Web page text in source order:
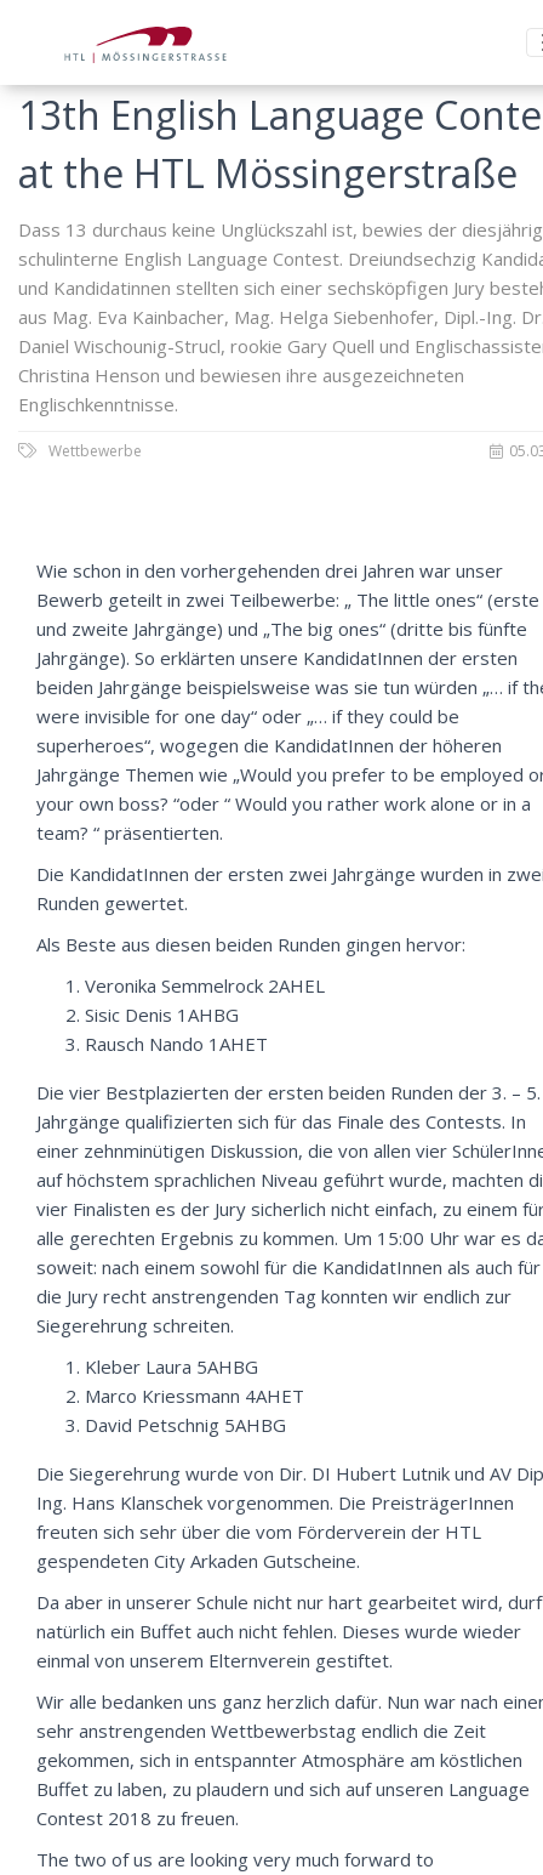
13th English Language
at the HTL Mössingerstraße
Dass 13 durchaus keine Unglückszahl ist, bewies der
schulinterne English Language Contest. Dreiundsechzig
und Kandidatinnen stellten sich einer sechsköpfigen Jury
aus Mag. Eva Kainbacher, Mag. Helga Siebenhofer, Dipl.-Ing.
Daniel Wischounig-Strucl, rookie Gary Quell und
Christina Henson und bewiesen ihre ausgezeichneten
Englischkenntnisse.
Wettbewerbe
Wie schon in den vorhergehenden drei Jahren war unser
Bewerb geteilt in zwei Teilbewerbe: „ The little ones“ (erste
und zweite Jahrgänge) und „The big ones“ (dritte bis fünfte
Jahrgänge). So erklärten unsere KandidatInnen der ersten
beiden Jahrgänge beispielsweise was sie tun würden „… if
were invisible for one day“ oder „… if they could be
superheroes“, wogegen die KandidatInnen der höheren
Jahrgänge Themen wie „Would you prefer to be employed
your own boss? “oder “ Would you rather work alone or in a
team? “ präsentierten.
Die KandidatInnen der ersten zwei Jahrgänge wurden in
Runden gewertet.
Als Beste aus diesen beiden Runden gingen hervor:
Veronika Semmelrock 2AHEL
Sisic Denis 1AHBG
Rausch Nando 1AHET
Die vier Bestplazierten der ersten beiden Runden der 3. – 5.
Jahrgänge qualifizierten sich für das Finale des Contests. In
einer zehnminütigen Diskussion, die von allen vier
auf höchstem sprachlichen Niveau geführt wurde, machten
vier Finalisten es der Jury sicherlich nicht einfach, zu einem
alle gerechten Ergebnis zu kommen. Um 15:00 Uhr war es
soweit: nach einem sowohl für die KandidatInnen als auch für
die Jury recht anstrengenden Tag konnten wir endlich zur
Siegerehrung schreiten.
Kleber Laura 5AHBG
Marco Kriessmann 4AHET
David Petschnig 5AHBG
Die Siegerehrung wurde von Dir. DI Hubert Lutnik und AV
Ing. Hans Klanschek vorgenommen. Die PreisträgerInnen
freuten sich sehr über die vom Förderverein der HTL
gespendeten City Arkaden Gutscheine.
Da aber in unserer Schule nicht nur hart gearbeitet wird,
natürlich ein Buffet auch nicht fehlen. Dieses wurde wieder
einmal von unserem Elternverein gestiftet.
Wir alle bedanken uns ganz herzlich dafür. Nun war nach
sehr anstrengenden Wettbewerbstag endlich die Zeit
gekommen, sich in entspannter Atmosphäre am köstlichen
Buffet zu laben, zu plaudern und sich auf unseren Language
Contest 2018 zu freuen.
The two of us are looking very much forward to